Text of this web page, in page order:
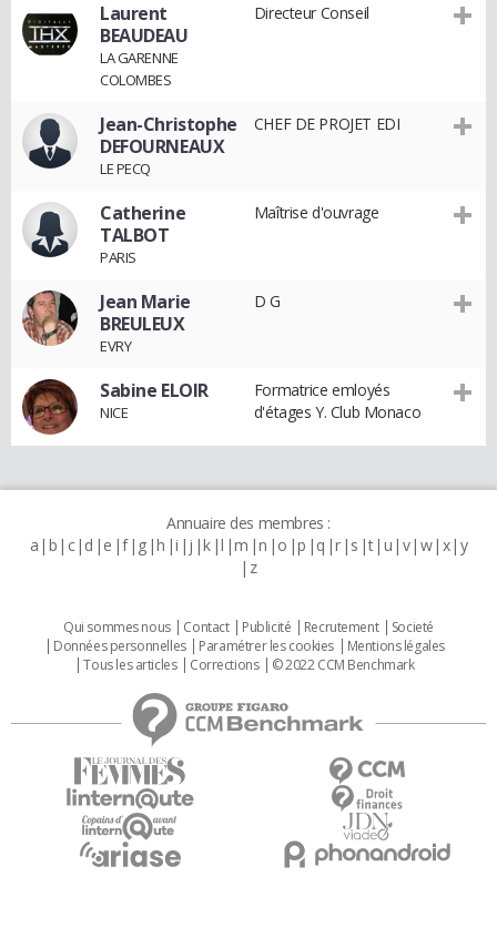
Laurent
BEAUDEAU
LA GARENNE
COLOMBES
Directeur Conseil
Jean-Christophe
DEFOURNEAUX
LE PECQ
CHEF DE PROJET EDI
Catherine
TALBOT
PARIS
Maîtrise d'ouvrage
Jean Marie
BREULEUX
EVRY
D G
Sabine ELOIR
NICE
Formatrice emloyés
d'étages Y. Club Monaco
Annuaire des membres :
a b c d e f g h i j k l m n o p q r s t u v w x y
z
Qui sommes nous Contact Publicité Recrutement
Societé
Données personnelles
Paramétrer les cookies
Mentions légales
Tous les articles
Corrections © 2022 CCM Benchmark